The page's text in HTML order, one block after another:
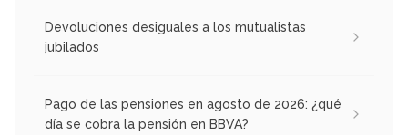
Devoluciones desiguales a los mutualistas
jubilados
Pago de las pensiones en agosto de 2026: ¿qué
día se cobra la pensión en BBVA?